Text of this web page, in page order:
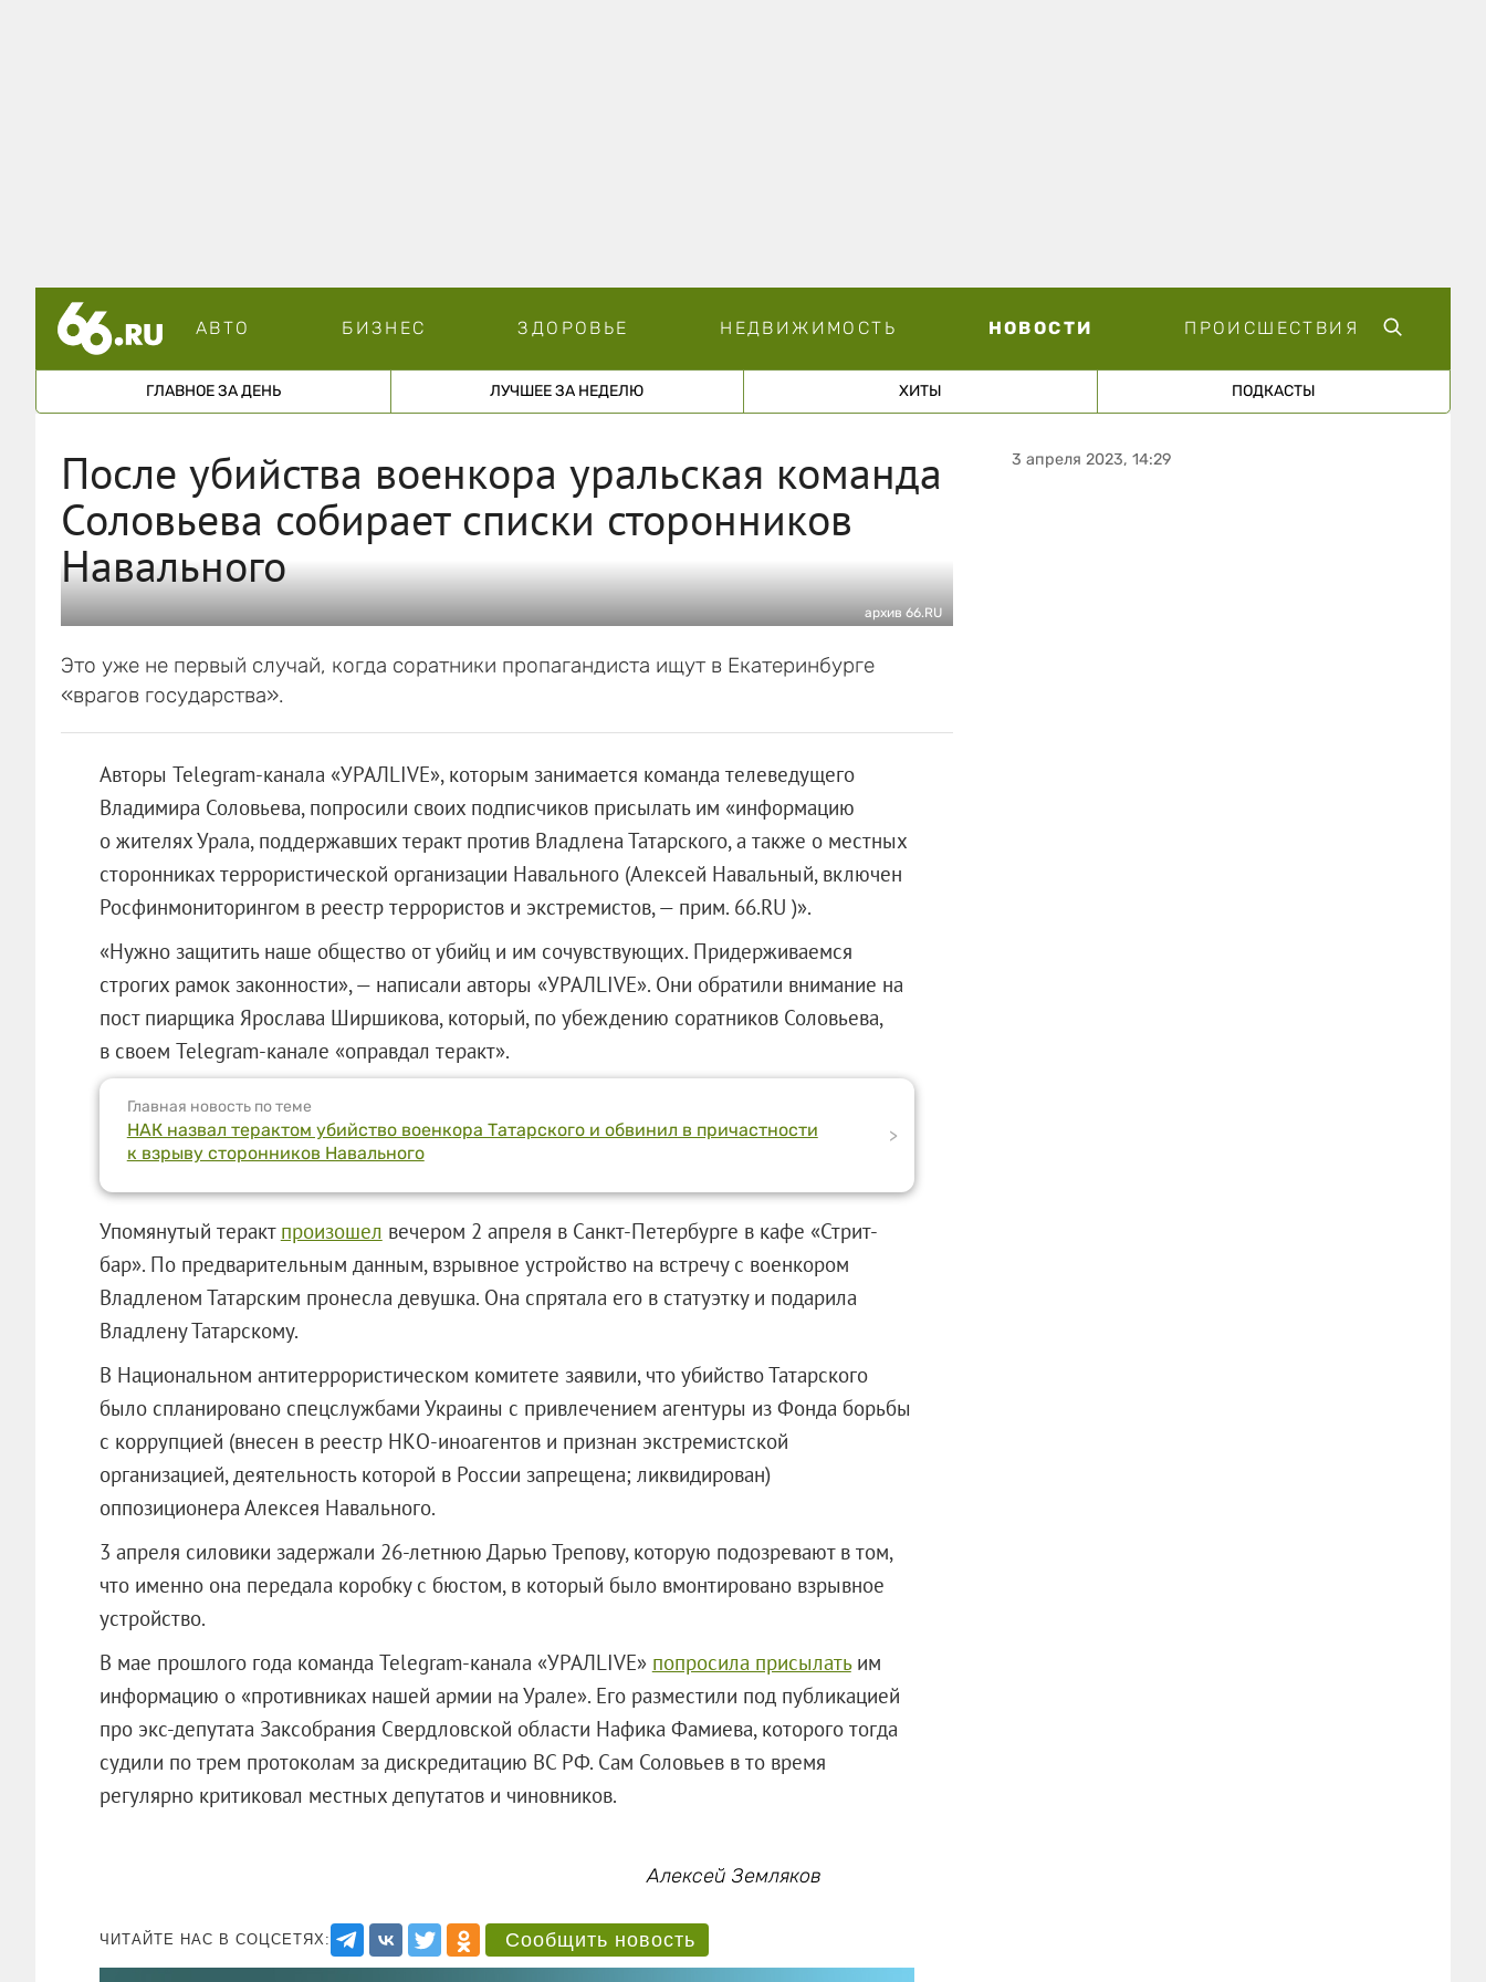
АВТО БИЗНЕС ЗДОРОВЬЕ НЕДВИЖИМОСТЬ НОВОСТИ ПРОИСШЕСТВИЯ
ГЛАВНОЕ ЗА ДЕНЬ ЛУЧШЕЕ ЗА НЕДЕЛЮ ХИТЫ ПОДКАСТЫ
После убийства военкора уральская команда
Соловьева собирает списки сторонников
Навального
архив 66.RU
Это уже не первый случай, когда соратники пропагандиста ищут в Екатеринбурге
«врагов государства».
Авторы Telegram-канала «УРАЛLIVE», которым занимается команда телеведущего
Владимира Соловьева, попросили своих подписчиков присылать им «информацию
о жителях Урала, поддержавших теракт против Владлена Татарского, а также о местных
сторонниках террористической организации Навального (Алексей Навальный, включен
Росфинмониторингом в реестр террористов и экстремистов, — прим. 66.RU )».
«Нужно защитить наше общество от убийц и им сочувствующих. Придерживаемся
строгих рамок законности», — написали авторы «УРАЛLIVE». Они обратили внимание на
пост пиарщика Ярослава Ширшикова, который, по убеждению соратников Соловьева,
в своем Telegram-канале «оправдал теракт».
Главная новость по теме
НАК назвал терактом убийство военкора Татарского и обвинил в причастности
к взрыву сторонников Навального
>
Упомянутый теракт произошел вечером 2 апреля в Санкт-Петербурге в кафе «Стрит-
бар». По предварительным данным, взрывное устройство на встречу с военкором
Владленом Татарским пронесла девушка. Она спрятала его в статуэтку и подарила
Владлену Татарскому.
В Национальном антитеррористическом комитете заявили, что убийство Татарского
было спланировано спецслужбами Украины с привлечением агентуры из Фонда борьбы
с коррупцией (внесен в реестр НКО-иноагентов и признан экстремистской
организацией, деятельность которой в России запрещена; ликвидирован)
оппозиционера Алексея Навального.
3 апреля силовики задержали 26-летнюю Дарью Трепову, которую подозревают в том,
что именно она передала коробку с бюстом, в который было вмонтировано взрывное
устройство.
В мае прошлого года команда Telegram-канала «УРАЛLIVE» попросила присылатьим
информацию о «противниках нашей армии на Урале». Его разместили под публикацией
про экс-депутата Заксобрания Свердловской области Нафика Фамиева, которого тогда
судили по трем протоколам за дискредитацию ВС РФ. Сам Соловьев в то время
регулярно критиковал местных депутатов и чиновников.
Алексей Земляков
ЧИТАЙТЕ НАС В СОЦСЕТЯХ: Сообщить новость
3 апреля 2023, 14:29